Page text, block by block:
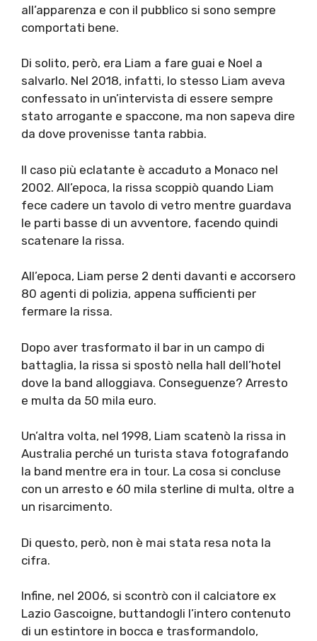
all’apparenza e con il pubblico si sono sempre
comportati bene.
Di solito, però, era Liam a fare guai e Noel a
salvarlo. Nel 2018, infatti, lo stesso Liam aveva
confessato in un’intervista di essere sempre
stato arrogante e spaccone, ma non sapeva dire
da dove provenisse tanta rabbia.
Il caso più eclatante è accaduto a Monaco nel
2002. All’epoca, la rissa scoppiò quando Liam
fece cadere un tavolo di vetro mentre guardava
le parti basse di un avventore, facendo quindi
scatenare la rissa.
All’epoca, Liam perse 2 denti davanti e accorsero
80 agenti di polizia, appena sufficienti per
fermare la rissa.
Dopo aver trasformato il bar in un campo di
battaglia, la rissa si spostò nella hall dell’hotel
dove la band alloggiava. Conseguenze? Arresto
e multa da 50 mila euro.
Un’altra volta, nel 1998, Liam scatenò la rissa in
Australia perché un turista stava fotografando
la band mentre era in tour. La cosa si concluse
con un arresto e 60 mila sterline di multa, oltre a
un risarcimento.
Di questo, però, non è mai stata resa nota la
cifra.
Infine, nel 2006, si scontrò con il calciatore ex
Lazio Gascoigne, buttandogli l’intero contenuto
di un estintore in bocca e trasformandolo,